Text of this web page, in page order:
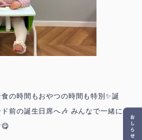
の時間もおやつの時間も特別✨誕
前の誕生日席へ🎶 みんなで一緒に